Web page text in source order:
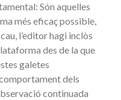
Són aquelles
més eficaç possible,
l’editor hagi inclòs
des de la que
galetes
dels
continuada